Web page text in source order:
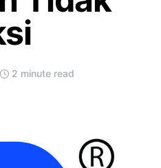
2 minute read